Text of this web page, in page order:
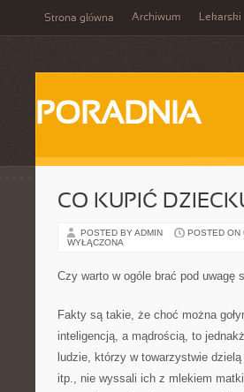
Strona główna Archiwum Lekarski
PORADNIA
CO KUPIĆ
POSTED BY ADMIN POSTED ON
WYŁĄCZONA
Czy warto w ogóle brać pod uwagę
Fakty są takie, że choć można
inteligencją, a mądrością, to
ludzie, którzy w towarzystwie
itp., nie wyssali ich z mlekiem